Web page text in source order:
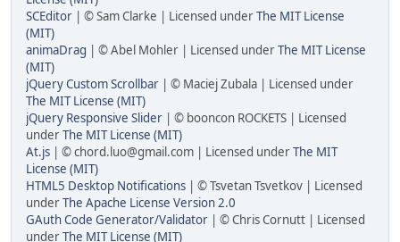
SCEditor | © Sam Clarke | Licensed underThe MIT License
(MIT)
animaDrag | © Abel Mohler | Licensed underThe MIT License
(MIT)
jQuery Custom Scrollbar | © Maciej Zubala | Licensed under
The MIT License (MIT)
jQuery Responsive Slider | © booncon ROCKETS | Licensed
underThe MIT License (MIT)
At.js | © chord.luo@gmail.com | Licensed underThe MIT
License (MIT)
HTML5 Desktop Notifications | © Tsvetan Tsvetkov | Licensed
underThe Apache License Version 2.0
GAuth Code Generator/Validator | © Chris Cornutt | Licensed
underThe MIT License (MIT)